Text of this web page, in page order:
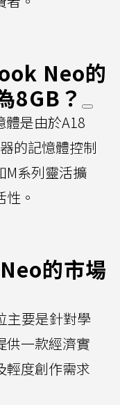
Neo的
8GB？
體是由於A18
的記憶體控制
M系列靈活擴
。
的市場
主要是針對學
供一款經濟實
輕度創作需求